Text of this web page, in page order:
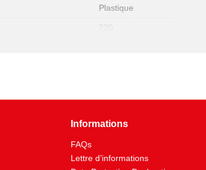
Plastique
220
Informations
FAQs
Lettre d’informations